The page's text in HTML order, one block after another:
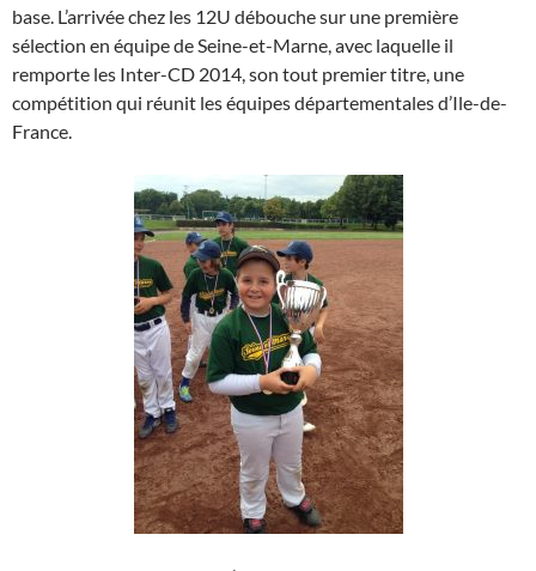
base. L’arrivée chez les 12U débouche sur une première
sélection en équipe de Seine-et-Marne, avec laquelle il
remporte les Inter-CD 2014, son tout premier titre, une
compétition qui réunit les équipes départementales d’Ile-de-
France.